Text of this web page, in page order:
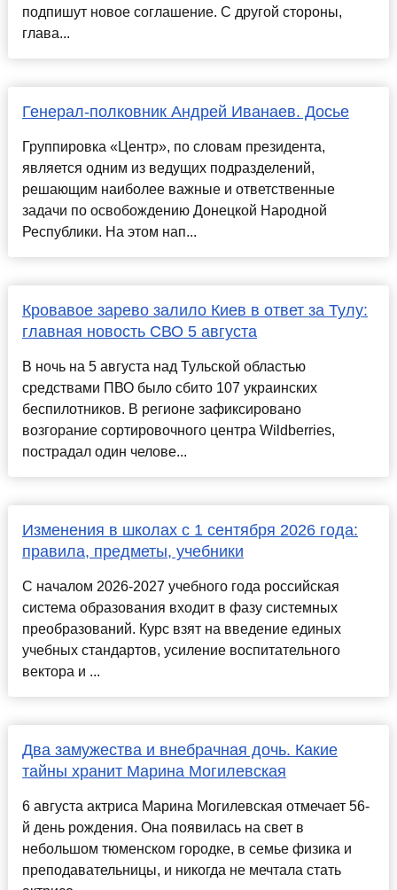
подпишут новое соглашение. С другой стороны,
глава...
Генерал-полковник Андрей Иванаев. Досье
Группировка «Центр», по словам президента,
является одним из ведущих подразделений,
решающим наиболее важные и ответственные
задачи по освобождению Донецкой Народной
Республики. На этом нап...
Кровавое зарево залило Киев в ответ за Тулу:
главная новость СВО 5 августа
В ночь на 5 августа над Тульской областью
средствами ПВО было сбито 107 украинских
беспилотников. В регионе зафиксировано
возгорание сортировочного центра Wildberries,
пострадал один челове...
Изменения в школах с 1 сентября 2026 года:
правила, предметы, учебники
С началом 2026-2027 учебного года российская
система образования входит в фазу системных
преобразований. Курс взят на введение единых
учебных стандартов, усиление воспитательного
вектора и ...
Два замужества и внебрачная дочь. Какие
тайны хранит Марина Могилевская
6 августа актриса Марина Могилевская отмечает 56-
й день рождения. Она появилась на свет в
небольшом тюменском городке, в семье физика и
преподавательницы, и никогда не мечтала стать